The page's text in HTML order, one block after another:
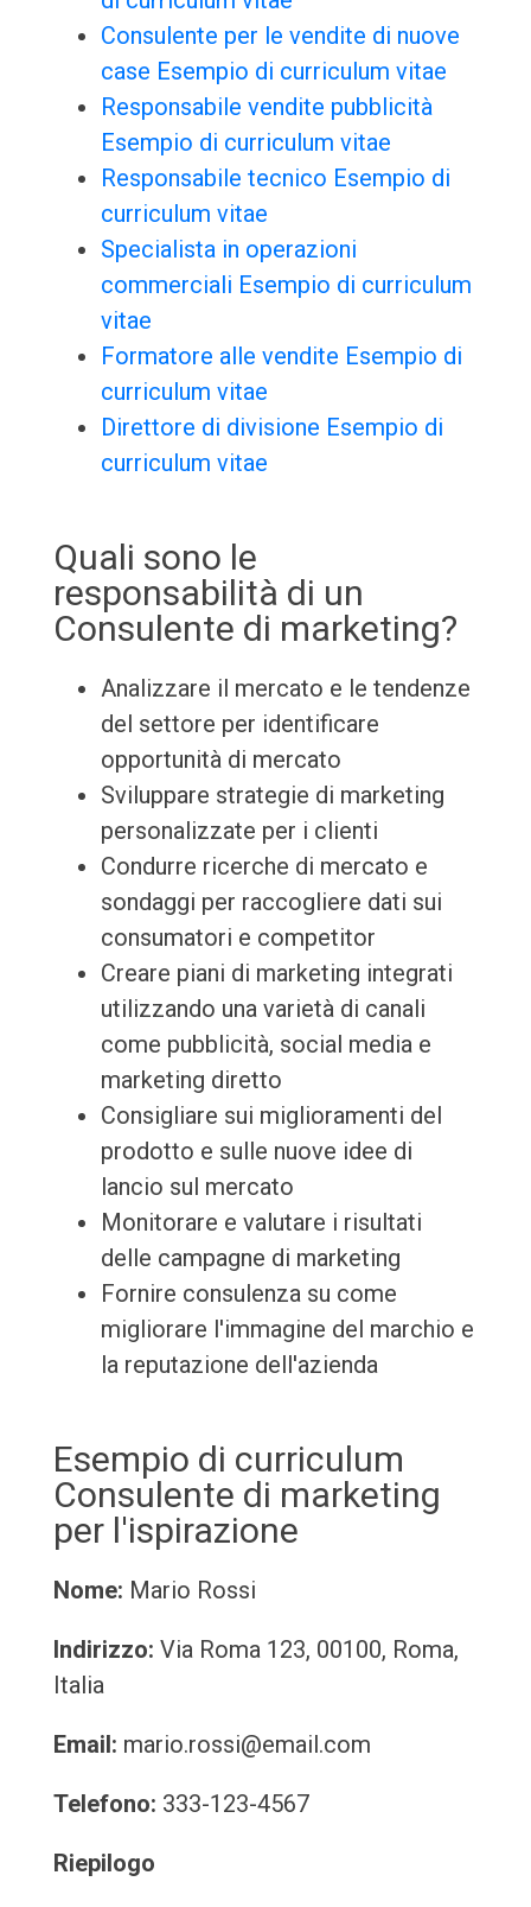
Consulente per le vendite di nuove
case Esempio di curriculum vitae
Responsabile vendite pubblicità
Esempio di curriculum vitae
Responsabile tecnico Esempio di
curriculum vitae
Specialista in operazioni
commerciali Esempio di curriculum
vitae
Formatore alle vendite Esempio di
curriculum vitae
Direttore di divisione Esempio di
curriculum vitae
Quali sono le
responsabilità di un
Consulente di marketing?
Analizzare il mercato e le tendenze
del settore per identificare
opportunità di mercato
Sviluppare strategie di marketing
personalizzate per i clienti
Condurre ricerche di mercato e
sondaggi per raccogliere dati sui
consumatori e competitor
Creare piani di marketing integrati
utilizzando una varietà di canali
come pubblicità, social media e
marketing diretto
Consigliare sui miglioramenti del
prodotto e sulle nuove idee di
lancio sul mercato
Monitorare e valutare i risultati
delle campagne di marketing
Fornire consulenza su come
migliorare l'immagine del marchio e
la reputazione dell'azienda
Esempio di curriculum
Consulente di marketing
per l'ispirazione
Nome: Mario Rossi
Indirizzo: Via Roma 123, 00100, Roma,
Italia
Email: mario.rossi@email.com
Telefono: 333-123-4567
Riepilogo